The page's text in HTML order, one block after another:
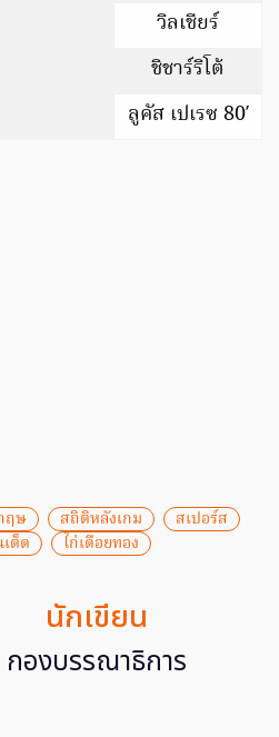
วิลเชียร์
ชิชาร์ริโต้
ลูคัส เปเรซ 80′
ฤษ สถิติหลังเกม
สเปอร์ส
ต็ด
ไก่เดือยทอง
นักเขียน
กองบรรณาธิการ